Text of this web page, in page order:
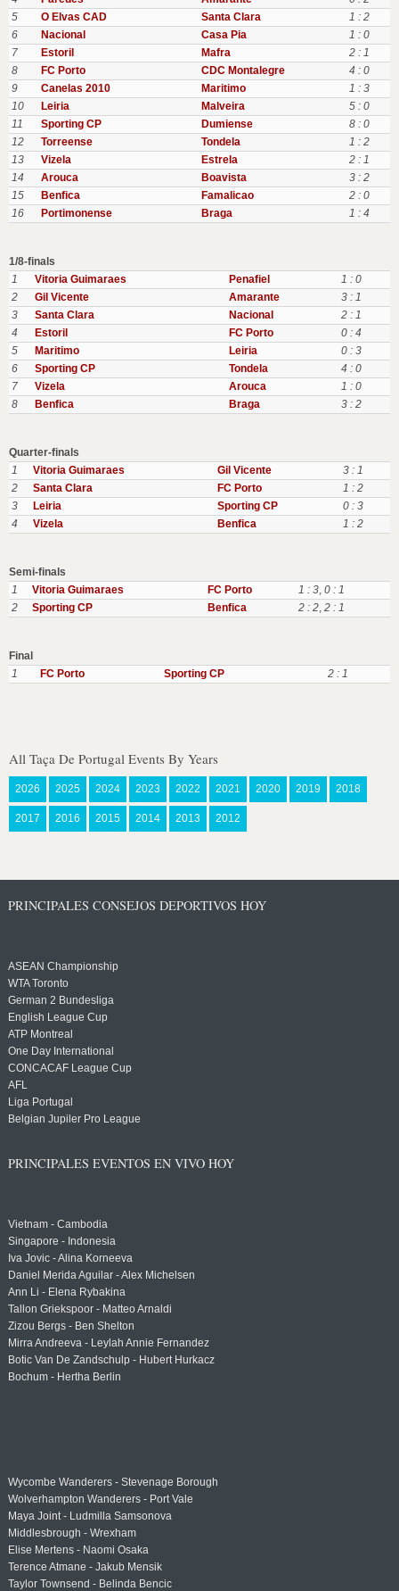
5
O Elvas CAD Santa Clara
1 : 2
6
Nacional Casa Pia
1 : 0
7
Estoril Mafra
2 : 1
8
FC Porto CDC Montalegre
4 : 0
9
Canelas 2010 Maritimo
1 : 3
10
Leiria Malveira
5 : 0
11
Sporting CP Dumiense
8 : 0
12
Torreense Tondela
1 : 2
13
Vizela Estrela
2 : 1
14
Arouca Boavista
3 : 2
15
Benfica Famalicao
2 : 0
16
Portimonense Braga 1 : 4
1/8-finals
1
Vitoria Guimaraes Penafiel
1 : 0
2
Gil Vicente Amarante
3 : 1
3
Santa Clara Nacional
2 : 1
4
Estoril FC Porto
0 : 4
5
Maritimo Leiria
0 : 3
6
Sporting CP Tondela
4 : 0
7
Vizela Arouca
1 : 0
8
Benfica Braga 3 : 2
Quarter-finals
1
Vitoria Guimaraes Gil Vicente
3 : 1
2
Santa Clara FC Porto
1 : 2
3
Leiria Sporting CP
0 : 3
4
Vizela Benfica 1 : 2
Semi-finals
1
Vitoria Guimaraes FC Porto 1 : 3, 0 : 1
2
Sporting CP Benfica 2 : 2, 2 : 1
Final
1
FC Porto Sporting CP 2 : 1
All Taça De Portugal Events By Years
2026 2025 2024 2023 2022 2021 2020 2019 2018
2017 2016 2015 2014 2013 2012
PRINCIPALES CONSEJOS DEPORTIVOS HOY
ASEAN Championship
WTA Toronto
German 2 Bundesliga
English League Cup
ATP Montreal
One Day International
CONCACAF League Cup
AFL
Liga Portugal
Belgian Jupiler Pro League
PRINCIPALES EVENTOS EN VIVO HOY
Vietnam - Cambodia
Singapore - Indonesia
Iva Jovic - Alina Korneeva
Daniel Merida Aguilar - Alex Michelsen
Ann Li - Elena Rybakina
Tallon Griekspoor - Matteo Arnaldi
Zizou Bergs - Ben Shelton
Mirra Andreeva - Leylah Annie Fernandez
Botic Van De Zandschulp - Hubert Hurkacz
Bochum - Hertha Berlin
Wycombe Wanderers - Stevenage Borough
Wolverhampton Wanderers - Port Vale
Maya Joint - Ludmilla Samsonova
Middlesbrough - Wrexham
Elise Mertens - Naomi Osaka
Terence Atmane - Jakub Mensik
Taylor Townsend - Belinda Bencic